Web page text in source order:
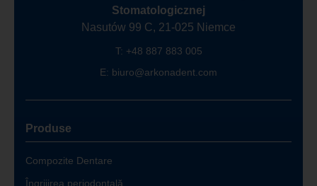
Stomatologicznej
Nasutów 99 C, 21-025 Niemce
T: +48 887 883 005
E: biuro@arkonadent.com
Produse
Compozite Dentare
Îngrijirea periodontală